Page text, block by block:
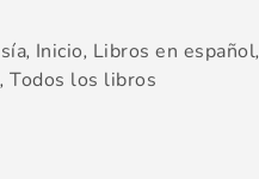
, Inicio, Libros en español,
,Todos los libros